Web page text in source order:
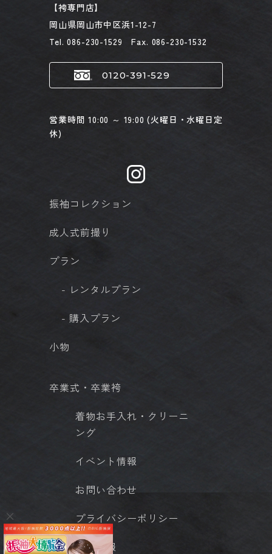
【袴専門店】
岡山県岡山市中区浜1-12-7
Tel. 086-230-1529 Fax. 086-230-1532
0120-391-529
営業時間 10:00 ～ 19:00 (火曜日・水曜日定
休)
振袖コレクション
成人式前撮り
プラン
- レンタルプラン
- 購入プラン
小物
卒業式・卒業袴
着物お手入れ・クリーニ
ング
イベント情報
お問い合わせ
プライバシーポリシー
店舗情報